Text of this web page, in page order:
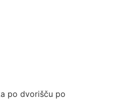
po dvorišču po